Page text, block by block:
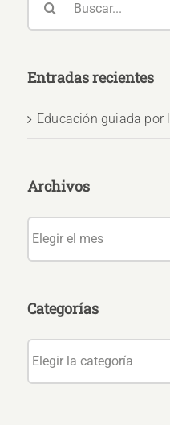
Entradas recientes
Educación guiada por
Archivos
Categorías